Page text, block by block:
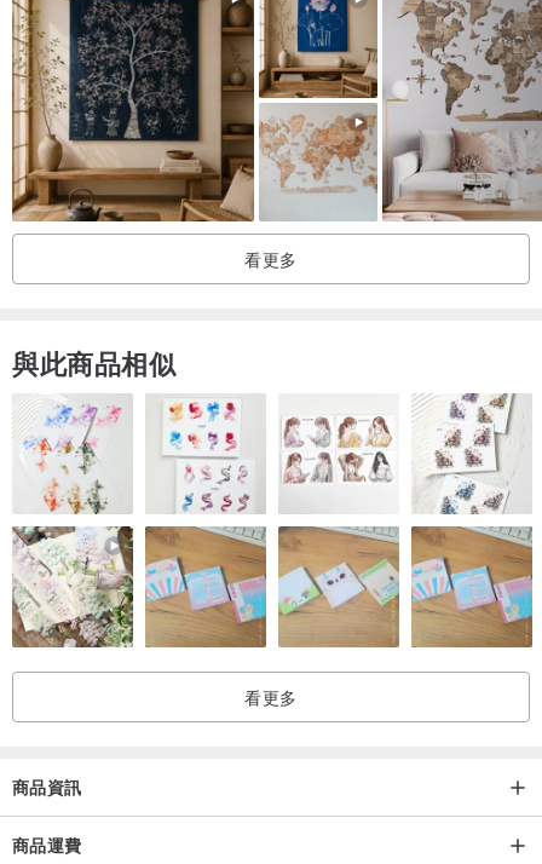
看更多
與此商品相似
看更多
商品資訊
商品運費